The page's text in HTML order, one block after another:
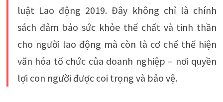
luật Lao động 2019. Đây không chỉ là chính
sách đảm bảo sức khỏe thể chất và tinh thần
cho người lao động mà còn là cơ chế thể hiện
văn hóa tổ chức của doanh nghiệp – nơi quyền
lợi con người được coi trọng và bảo vệ.